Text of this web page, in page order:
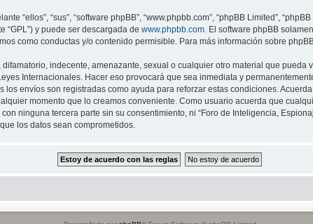
“ellos”, “sus”, “software phpBB”, “www.phpbb.com”, “phpBB Limited”,
“GPL”) y puede ser descargada de www.phpbb.com. El software phpBB
como conductas y/o contenido permisible. Para más información sobre
indecente, amenazante, sexual o cualquier otro material que pueda
Internacionales. Hacer eso provocará que sea inmediata y
envíos son registradas como ayuda para reforzar estas condiciones.
momento que lo creamos conveniente. Como usuario acuerda que
ninguna tercera parte sin su consentimiento, ni “Foro de Inteligencia,
los datos sean comprometidos.